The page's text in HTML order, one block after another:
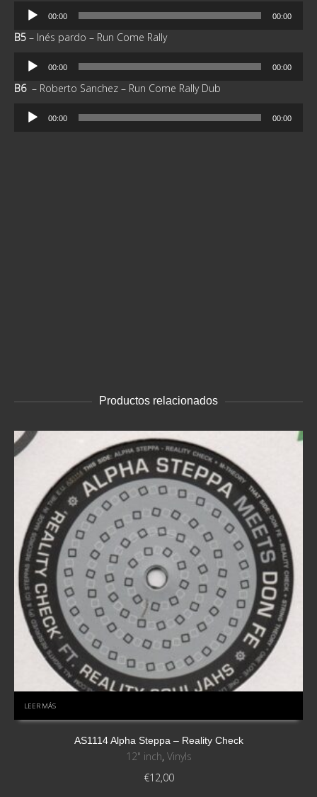
Reproductor
audio
00:00 00:00
B5 – Inés pardo – Run Come Rally
Reproductor
audio
00:00 00:00
B6– Roberto Sanchez – Run Come Rally Dub
Reproductor
00:00 00:00
Productos relacionados
LEER MÁS
AS1114 Alpha Steppa – Reality Check
12" inch, Vinyls
€12,00